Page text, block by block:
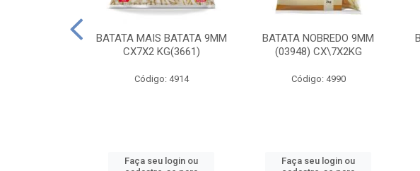
BATATA MAIS BATATA 9MM
CX7X2 KG(3661)
Código: 4914
Faça seu login ou
BATATA NOBREDO 9MM
(03948) CX\7X2KG
Código: 4990
Faça seu login ou